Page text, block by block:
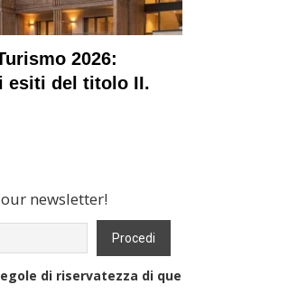
2026:
esiti del titolo II.
newsletter!
di riservatezza di questo sito